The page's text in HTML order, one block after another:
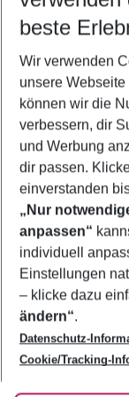
2 Erwachsene
Footer
Footer navigation
Über uns
AGB
Bestpreisgarantie
Cookie-
Cookie-Richtlinie
Barrierefreies
Folge uns
beste
Wir verwenden
unsere
können wir die
verbessern, dir
und Werbung
dir passen.
einverstanden
„Nur
anpassen“
individuell
Einstellungen
– klicke dazu
ändern“.
Datenschutz-
Cookie/Tracking-